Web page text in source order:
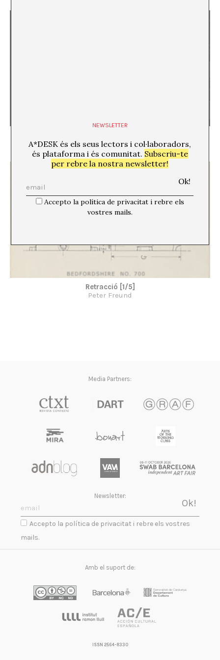
Peter Freund
Retracció [1/5]
Peter Freund
Media Partners:
Newsletter:
Accepto la política de privacitat i rebre els vostres
mails.
Amb el suport de:
ISSN 2564-8330
NEWSLETTER
A*DESK és els seus lectors i col·laboradors,
és plataforma i és comunitat. Subscriu-te
per rebre la nostra newsletter!
Accepto la política de privacitat i rebre els
vostres mails.